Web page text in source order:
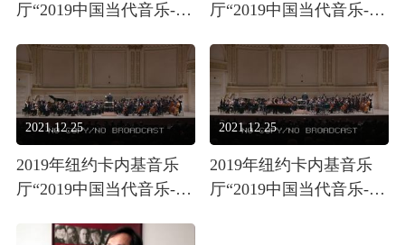
厅“2019中国当代音乐-中
会”音乐会视频1
厅“2019中国当代音乐-中
会”音乐会视频2
2021.12.25
2019年纽约卡内基音乐
厅“2019中国当代音乐-中
会”音乐会视频3
2021.12.25
2019年纽约卡内基音乐
厅“2019中国当代音乐-中